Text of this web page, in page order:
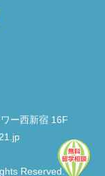
ー西新宿 16F
Reserved.